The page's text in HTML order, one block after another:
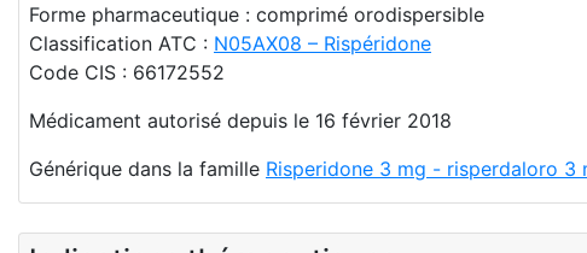
Forme pharmaceutique : comprimé orodispersible
Classification ATC : N05AX08 – Rispéridone
Code CIS : 66172552
Médicament autorisé depuis le 16 février 2018
Générique dans la famille Risperidone 3 mg - risperdaloro 3